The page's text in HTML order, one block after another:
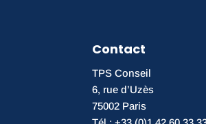
Contact
TPS Conseil
6, rue d’Uzès
75002 Paris